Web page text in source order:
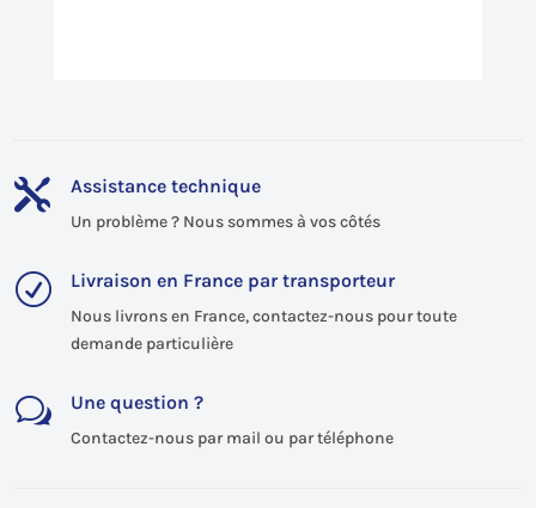
 Assistance technique
Un problème ? Nous sommes à vos côtés
R Livraison en France par transporteur
Nous livrons en France, contactez-nous pour toute
demande particulière
w Une question ?
Contactez-nous par mail ou par téléphone